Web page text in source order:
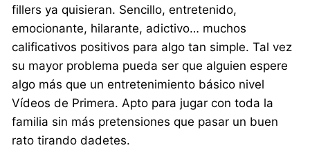
fillers ya quisieran. Sencillo, entretenido,
emocionante, hilarante, adictivo… muchos
calificativos positivos para algo tan simple. Tal vez
su mayor problema pueda ser que alguien espere
algo más que un entretenimiento básico nivel
Vídeos de Primera. Apto para jugar con toda la
familia sin más pretensiones que pasar un buen
rato tirando dadetes.